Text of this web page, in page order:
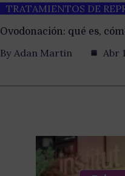
TRATAMIENTOS DE
Ovodonación: qué es,
By Adan Martin Abr